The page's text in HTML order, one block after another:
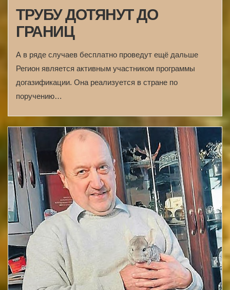
ТРУБУ ДОТЯНУТ ДО
ГРАНИЦ
А в ряде случаев бесплатно проведут ещё дальше
Регион является активным участником программы
догазификации. Она реализуется в стране по
поручению…